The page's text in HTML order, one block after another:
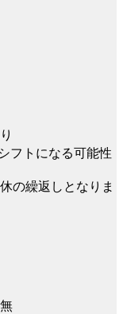
フトになる可能性
の繰返しとなりま